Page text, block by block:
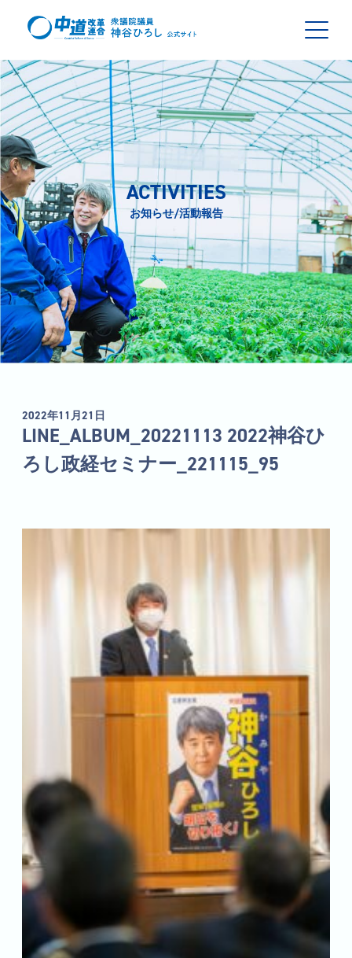
ACTIVITIES
お知らせ/活動報告
2022年11月21日
LINE_ALBUM_20221113 2022神谷ひ
ろし政経セミナー_221115_95